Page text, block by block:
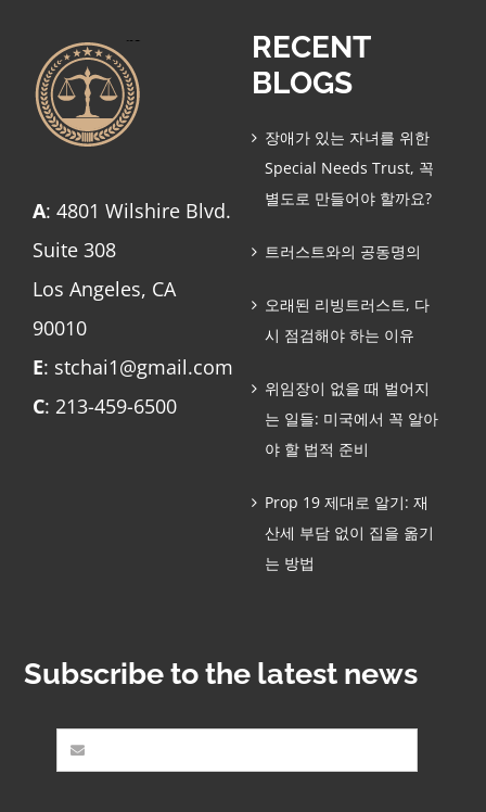
A: 4801 Wilshire Blvd.
Suite 308
Los Angeles, CA
90010
E: stchai1@gmail.com
C: 213-459-6500
RECENT
BLOGS
장애가 있는 자녀를 위한
Special Needs Trust, 꼭
별도로 만들어야 할까요?
트러스트와의 공동명의
오래된 리빙트러스트, 다
시 점검해야 하는 이유
위임장이 없을 때 벌어지
는 일들: 미국에서 꼭 알아
야 할 법적 준비
Prop 19 제대로 알기: 재
산세 부담 없이 집을 옮기
는 방법
Subscribe to the latest news